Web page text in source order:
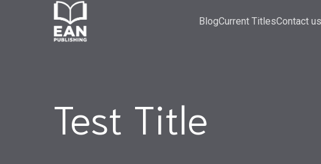
BlogCurrent TitlesContact us
Test Title